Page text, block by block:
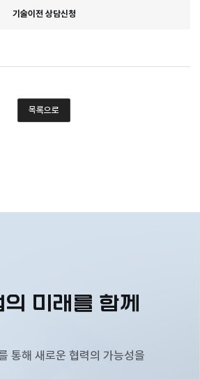
기술이전 상담신청
목록으로
미래를 함께
통해 새로운 협력의 가능성을